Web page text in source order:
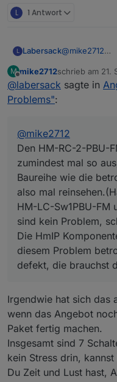
L 1 Antwort
L Labersack@mike2712
zumindest
Baureihe wie
Die HmIP
diesem
defekt, die
M
Offline
mike2712schrieb am 21.
zuletzt editiert
@labersack sagte in
Problems":
@mike2712
Den HM-RC-2-PBU-
zumindest mal so
Baureihe wie die
also mal
HM-LC-Sw1PBU-FM
sind kein Problem,
Die HmIP
diesem Problem
defekt, die brauchst
Irgendwie hat sich das
wenn das Angebot
Paket fertig machen.
Insgesamt sind 7
kein Stress drin,
Du Zeit und Lust hast,